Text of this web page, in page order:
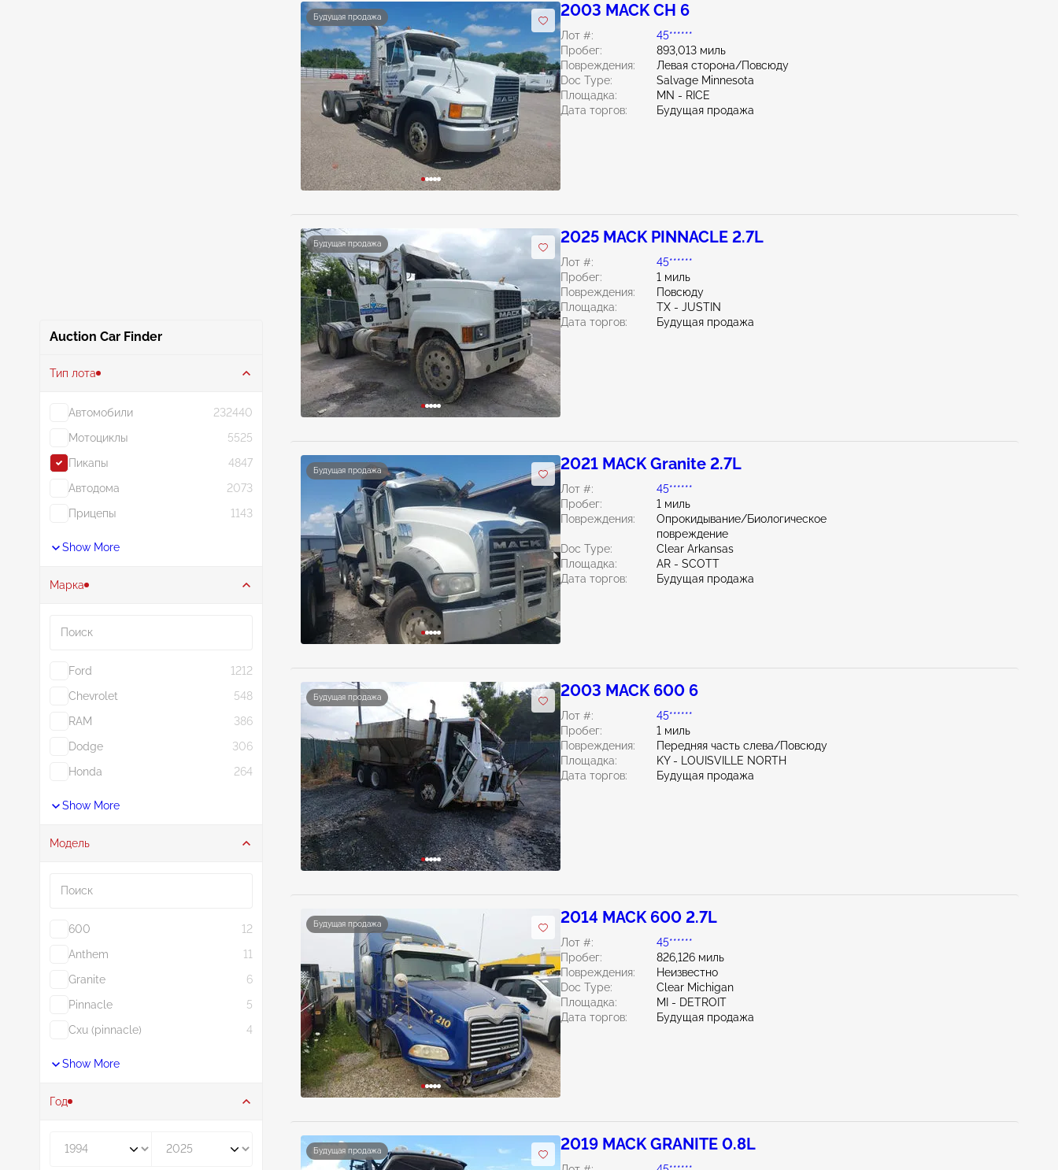
Auction Car Finder
Тип лота
Автомобили
232440
Мотоциклы
5525
Пикапы
4847
Автодома
2073
Прицепы
1143
Show More
Марка
Ford
1212
Chevrolet
548
RAM
386
Dodge
306
Honda
264
Show More
Модель
600
12
Anthem
11
Granite
6
Pinnacle
5
Cxu (pinnacle)
4
Show More
Год
Будущая продажа 2003 MACK CH 6
Лот #:
45******
Пробег:
893,013 миль
Повреждения:
Левая сторона/Повсюду
Doc Type:
Salvage Minnesota
Площадка:
MN - RICE
Дата торгов:
Будущая продажа
Будущая продажа 2025 MACK PINNACLE 2.7L
Лот #:
45******
Пробег:
1 миль
Повреждения:
Повсюду
Площадка:
TX - JUSTIN
Дата торгов:
Будущая продажа
Будущая продажа 2021 MACK Granite 2.7L
Лот #:
45******
Пробег:
1 миль
Повреждения:
Опрокидывание/Биологическое
повреждение
Doc Type:
Clear Arkansas
Площадка:
AR - SCOTT
Дата торгов:
Будущая продажа
Будущая продажа 2003 MACK 600 6
Лот #:
45******
Пробег:
1 миль
Повреждения:
Передняя часть слева/Повсюду
Площадка:
KY - LOUISVILLE NORTH
Дата торгов:
Будущая продажа
Будущая продажа 2014 MACK 600 2.7L
Лот #:
45******
Пробег:
826,126 миль
Повреждения:
Неизвестно
Doc Type:
Clear Michigan
Площадка:
MI - DETROIT
Дата торгов:
Будущая продажа
Будущая продажа 2019 MACK GRANITE 0.8L